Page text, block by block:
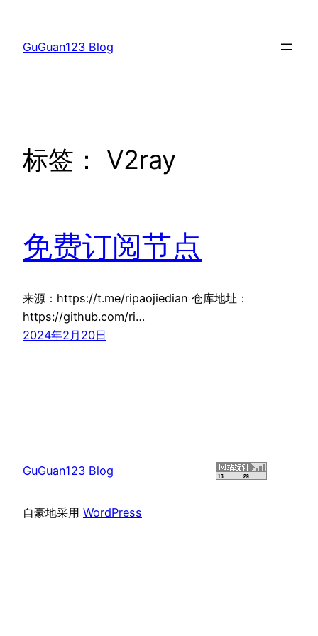
GuGuan123 Blog
标签： V2ray
免费订阅节点
来源：https://t.me/ripaojiedian 仓库地址：
https://github.com/ri…
2024年2月20日
GuGuan123 Blog
自豪地采用 WordPress